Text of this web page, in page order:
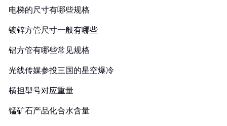
电梯的尺寸有哪些规格
镀锌方管尺寸一般有哪些
铝方管有哪些常见规格
光线传媒参投三国的星空爆冷
横担型号对应重量
锰矿石产品化合水含量